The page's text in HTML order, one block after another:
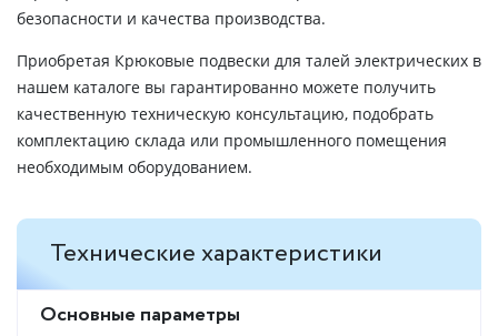
безопасности и качества производства.
Приобретая Крюковые подвески для талей электрических в
нашем каталоге вы гарантированно можете получить
качественную техническую консультацию, подобрать
комплектацию склада или промышленного помещения
необходимым оборудованием.
Технические характеристики
Основные параметры